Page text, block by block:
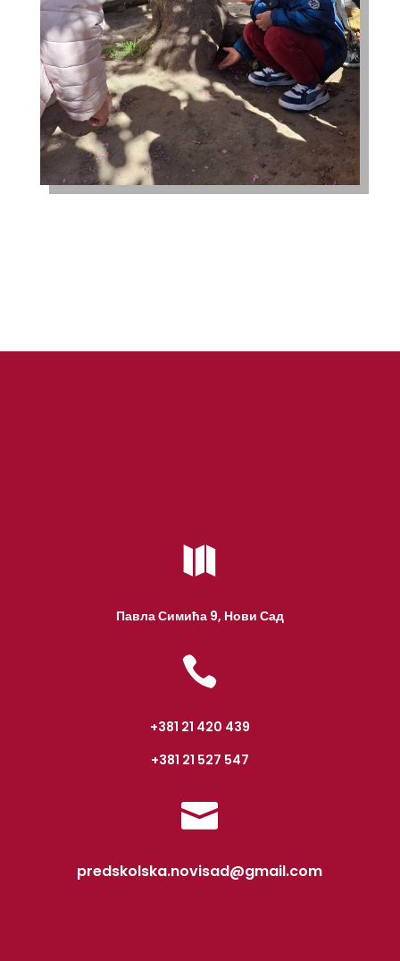

Павла Симића 9, Нови Сад

+381 21 420 439
+381 21 527 547

predskolska.novisad@gmail.com